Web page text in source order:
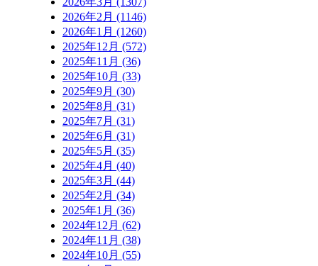
2026年2月 (1146)
2026年1月 (1260)
2025年12月 (572)
2025年11月 (36)
2025年10月 (33)
2025年9月 (30)
2025年8月 (31)
2025年7月 (31)
2025年6月 (31)
2025年5月 (35)
2025年4月 (40)
2025年3月 (44)
2025年2月 (34)
2025年1月 (36)
2024年12月 (62)
2024年11月 (38)
2024年10月 (55)